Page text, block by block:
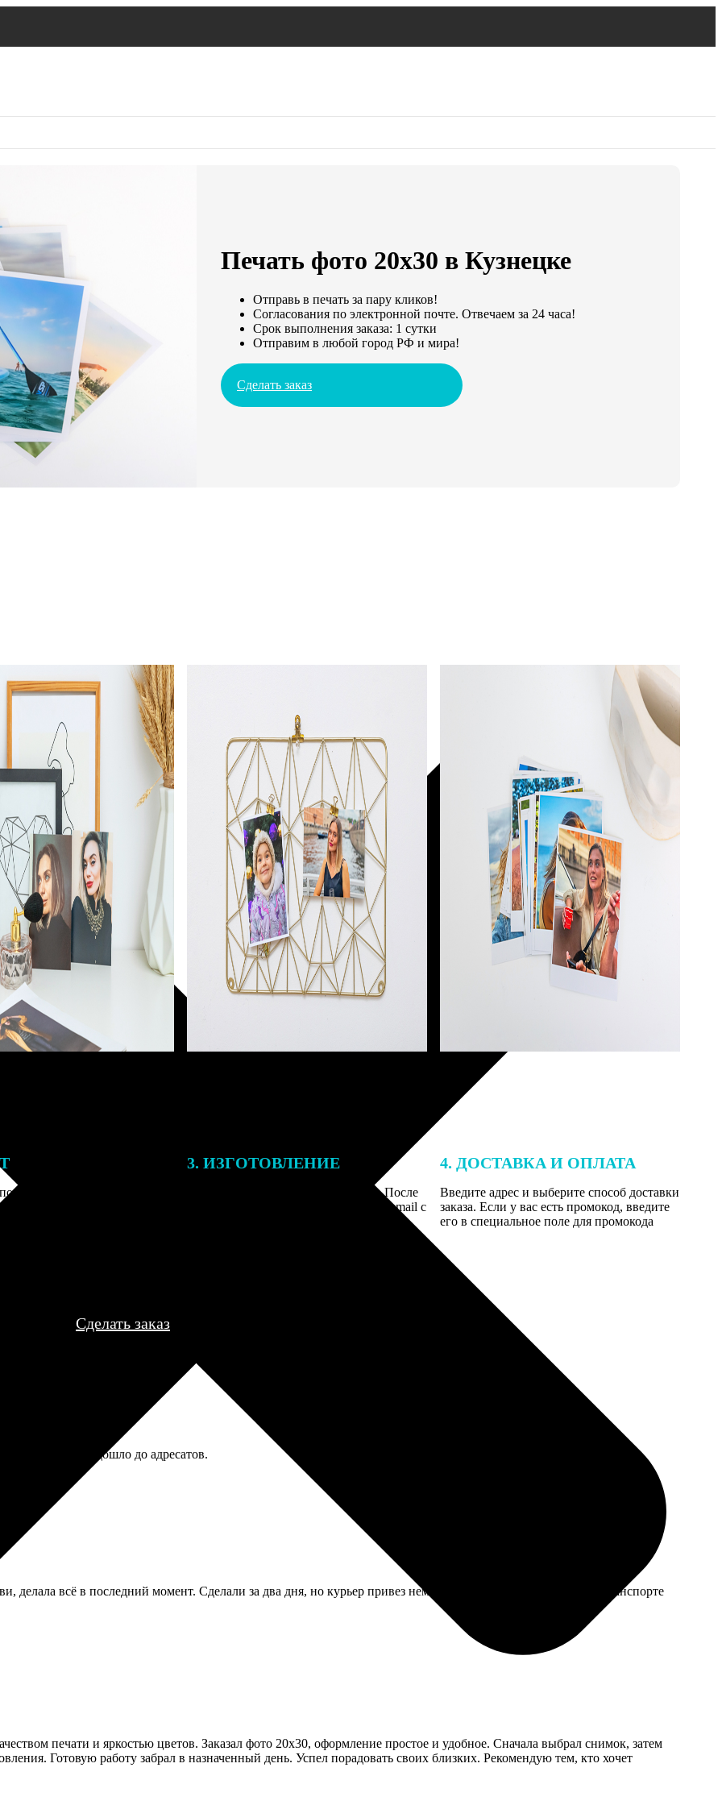
Печать фото 20х30 в Кузнецке
Отправь в печать за пару кликов!
Согласования по электронной почте. Отвечаем за 24 часа!
Срок выполнения заказа: 1 сутки
Отправим в любой город РФ и мира!
Сделать заказ
заказа к печати
могут связаться с Вами
телефону или email для
деталей.
3. ИЗГОТОВЛЕНИЕ
Оплатите заказ банковской картой. После
оплаты получите подтверждение на email с
описанием заказа. Когда отправим заказ
4. ДОСТАВКА И ОПЛАТА
Введите адрес и выберите способ доставки
заказа. Если у вас есть промокод, введите
его в специальное поле для промокода
Сделать заказ
у них же. Все дошло до адресатов.
делала всё в последний момент. Сделали за два дня, но курьер привез немного помятый уголок, видно в транспорте
печати и яркостью цветов. Заказал фото 20х30, оформление простое и удобное. Сначала выбрал снимок, затем
Готовую работу забрал в назначенный день. Успел порадовать своих близких. Рекомендую тем, кто хочет